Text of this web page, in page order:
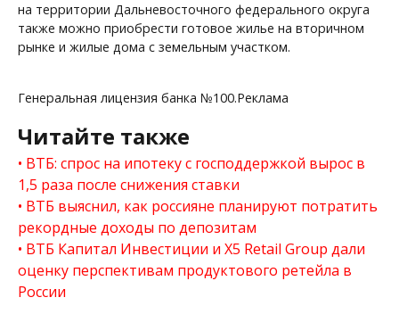
на территории Дальневосточного федерального округа
также можно приобрести готовое жилье на вторичном
рынке и жилые дома с земельным участком.
Генеральная лицензия банка №100.Реклама
Читайте также
ВТБ: спрос на ипотеку с господдержкой вырос в
1,5 раза после снижения ставки
ВТБ выяснил, как россияне планируют потратить
рекордные доходы по депозитам
ВТБ Капитал Инвестиции и Х5 Retail Group дали
оценку перспективам продуктового ретейла в
России